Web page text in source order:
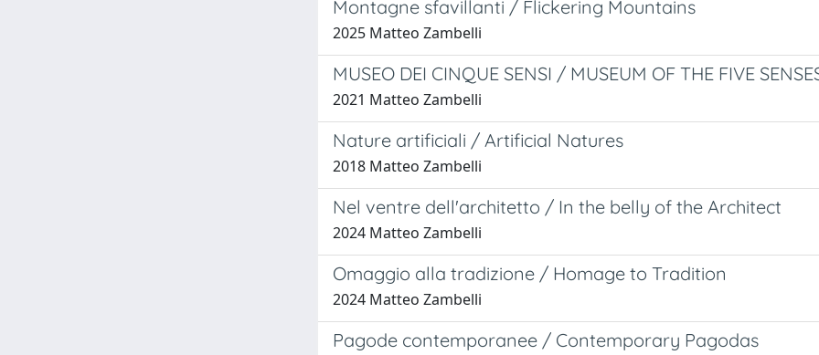
Montagne sfavillanti / Flickering Mountains
2025 Matteo Zambelli
MUSEO DEI CINQUE SENSI / MUSEUM OF THE FIVE
2021 Matteo Zambelli
Nature artificiali / Artificial Natures
2018 Matteo Zambelli
Nel ventre dell'architetto / In the belly of the Architect
2024 Matteo Zambelli
Omaggio alla tradizione / Homage to Tradition
2024 Matteo Zambelli
Pagode contemporanee / Contemporary Pagodas